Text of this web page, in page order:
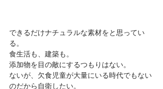
できるだけナチュラルな素材をと思ってい
る。
食生活も、建築も。
添加物を目の敵にするつもりはない。
ないが、欠食児童が大量にいる時代でもない
のだから自衛したい。